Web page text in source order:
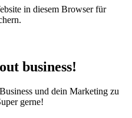
in diesem Browser für
business!
und dein Marketing zu
gerne!